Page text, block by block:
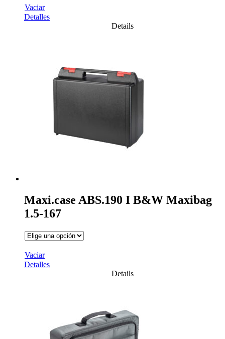
Vaciar
Detalles
Details
Maxi.case ABS.190 I B&W Maxibag
1.5-167
Vaciar
Detalles
Details